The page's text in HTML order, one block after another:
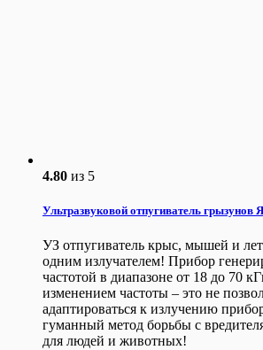
4.80 из 5
Ультразвуковой отпугиватель грызунов
УЗ отпугиватель крыс, мышей и
одним излучателем! Прибор
частотой в диапазоне от 18 до 70
изменением частоты – это не
адаптироваться к излучению
гуманный метод борьбы с
для людей и животных!